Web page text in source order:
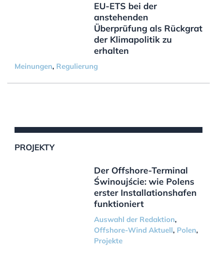
EU-ETS bei der
anstehenden
Überprüfung als Rückgrat
der Klimapolitik zu
erhalten
Meinungen, Regulierung
PROJEKTY
Der Offshore-Terminal
Świnoujście: wie Polens
erster Installationshafen
funktioniert
Auswahl der Redaktion,
Offshore-Wind Aktuell, Polen,
Projekte